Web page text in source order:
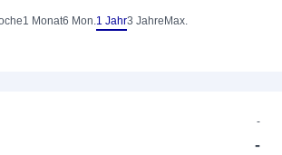
1 Monat6 Mon.1 Jahr3 Jahre Max.
-
-